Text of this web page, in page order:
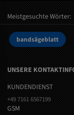
Meistgesuchte Wörter:
bandsägeblatt
UNSERE
KUNDENDIENST
+49 7161 6567199
GSM